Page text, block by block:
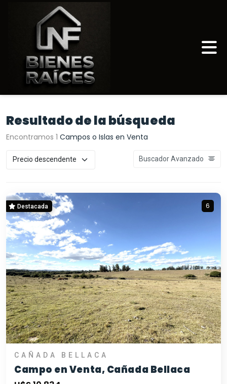
Resultado de la búsqueda
Encontramos 1 Campos o Islas en Venta
Buscador Avanzado
Destacada 6
CAÑADA BELLACA
Campo en Venta, Cañada Bellaca